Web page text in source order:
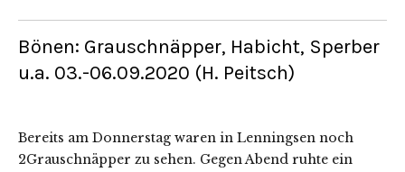
Bönen: Grauschnäpper, Habicht, Sperber
u.a. 03.-06.09.2020 (H. Peitsch)
Bereits am Donnerstag waren in Lenningsen noch
2Grauschnäpper zu sehen. Gegen Abend ruhte ein